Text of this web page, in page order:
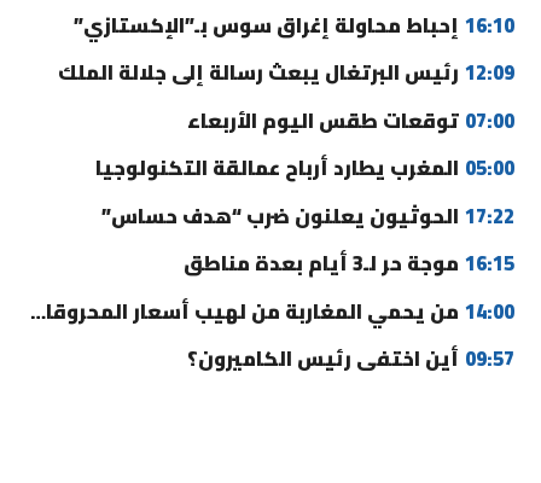
16:10 إحباط محاولة إغراق سوس بـ”الإكستازي”
12:09 رئيس البرتغال يبعث رسالة إلى جلالة الملك
07:00 توقعات طقس اليوم الأربعاء
05:00 المغرب يطارد أرباح عمالقة التكنولوجيا
17:22 الحوثيون يعلنون ضرب “هدف حساس”
16:15 موجة حر لـ3 أيام بعدة مناطق
14:00 من يحمي المغاربة من لهيب أسعار المحروقات؟
09:57 أين اختفى رئيس الكاميرون؟